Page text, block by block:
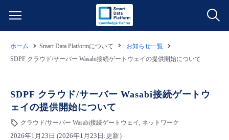
クラウド/サーバー
ネットワーク
データ利活用
クラウド/サーバー
料金情報
料金シミュレーター
ホーム Smart Data Platformについて
お知らせ一覧
SDPF クラウド/サーバー Wasabi接続ゲートウェイの提供開始について
SDPF クラウド/サーバー Wasabi接続ゲートウ
ェイの提供開始について
クラウド/サーバー Wasabi接続ゲートウェイ, ネットワーク
2026年1月23日 (2026年1月23日:更新）